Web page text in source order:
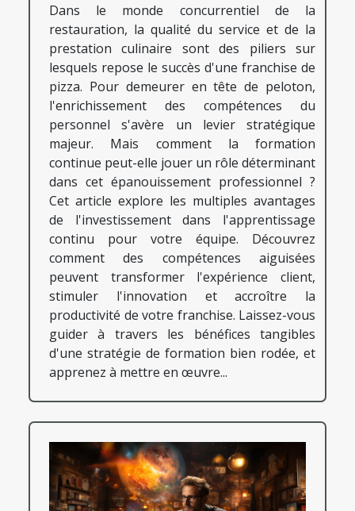
Dans le monde concurrentiel de la
restauration, la qualité du service et de la
prestation culinaire sont des piliers sur
lesquels repose le succès d'une franchise de
pizza. Pour demeurer en tête de peloton,
l'enrichissement des compétences du
personnel s'avère un levier stratégique
majeur. Mais comment la formation
continue peut-elle jouer un rôle déterminant
dans cet épanouissement professionnel ?
Cet article explore les multiples avantages
de l'investissement dans l'apprentissage
continu pour votre équipe. Découvrez
comment des compétences aiguisées
peuvent transformer l'expérience client,
stimuler l'innovation et accroître la
productivité de votre franchise. Laissez-vous
guider à travers les bénéfices tangibles
d'une stratégie de formation bien rodée, et
apprenez à mettre en œuvre...